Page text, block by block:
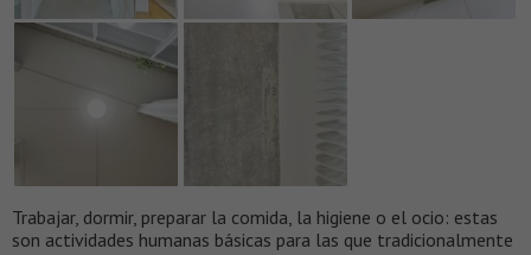
Trabajar, dormir, preparar la comida, la higiene o el ocio: estas
son actividades humanas básicas para las que tradicionalmente